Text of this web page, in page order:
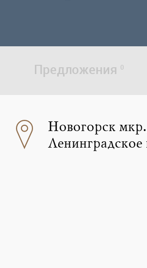
Предложения 0
Новогорск
Ленинградское